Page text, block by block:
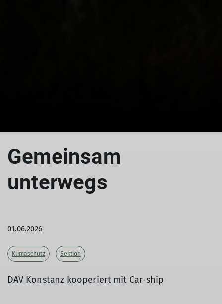
Gemeinsam
unterwegs
01.06.2026
Klimaschutz Sektion
DAV Konstanz kooperiert mit Car-ship